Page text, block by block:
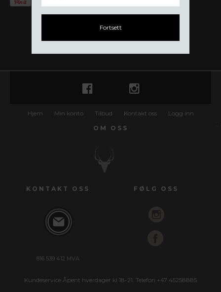
Hjem Min konto Tilbud Kontakt oss
Logg inn
OM OSS
KONTAKT OSS FØLG OSS
816 539 412 MVA
Kundeservice Åpent hverdager kl 18-21. Telefon +47 45258885
Fortsett